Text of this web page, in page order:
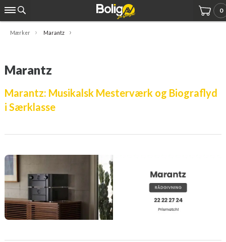
0
Mærker Marantz
Marantz
Marantz: Musikalsk Mesterværk og Biograflyd
i Særklasse